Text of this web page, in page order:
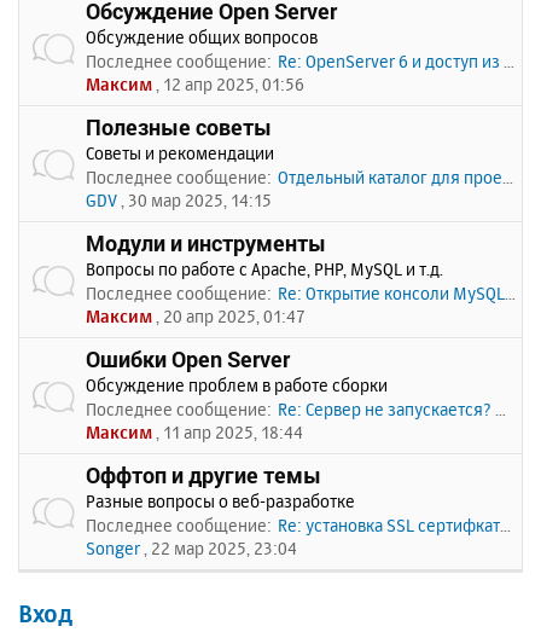
Обсуждение Open Server
Обсуждение общих вопросов
Последнее сообщение: Re: OpenServer 6 и доступ из …
Максим , 12 апр 2025, 01:56
Полезные советы
Советы и рекомендации
Последнее сообщение: Отдельный каталог для проекто…
GDV , 30 мар 2025, 14:15
Модули и инструменты
Вопросы по работе с Apache, PHP, MySQL и т.д.
Последнее сообщение: Re: Открытие консоли MySQL по…
Максим , 20 апр 2025, 01:47
Ошибки Open Server
Обсуждение проблем в работе сборки
Последнее сообщение: Re: Сервер не запускается? Пи…
Максим , 11 апр 2025, 18:44
Оффтоп и другие темы
Разные вопросы о веб-разработке
Последнее сообщение: Re: установка SSL сертифката
Songer , 22 мар 2025, 23:04
Вход